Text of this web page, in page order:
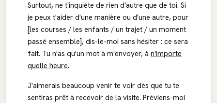
Surtout, ne t'inquiète de rien d'autre que de toi. Si
je peux t'aider d'une manière ou d'une autre, pour
[les courses / les enfants / un trajet / un moment
passé ensemble], dis-le-moi sans hésiter : ce sera
fait. Tu n'as qu'un mot à m'envoyer, à n'importe
quelle heure.
J'aimerais beaucoup venir te voir dès que tu te
sentiras prêt à recevoir de la visite. Préviens-moi